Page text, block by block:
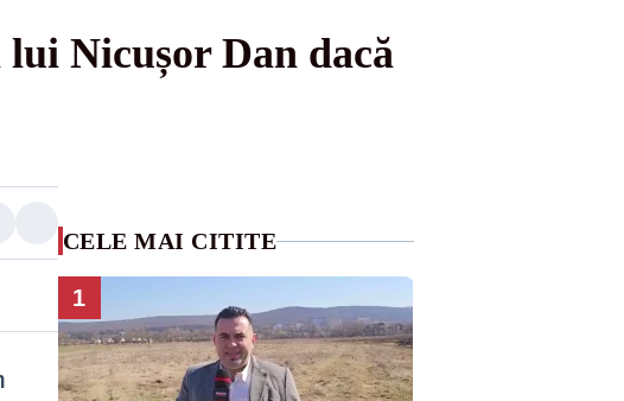
Nicușor Dan dacă
CELE MAI CITITE
1